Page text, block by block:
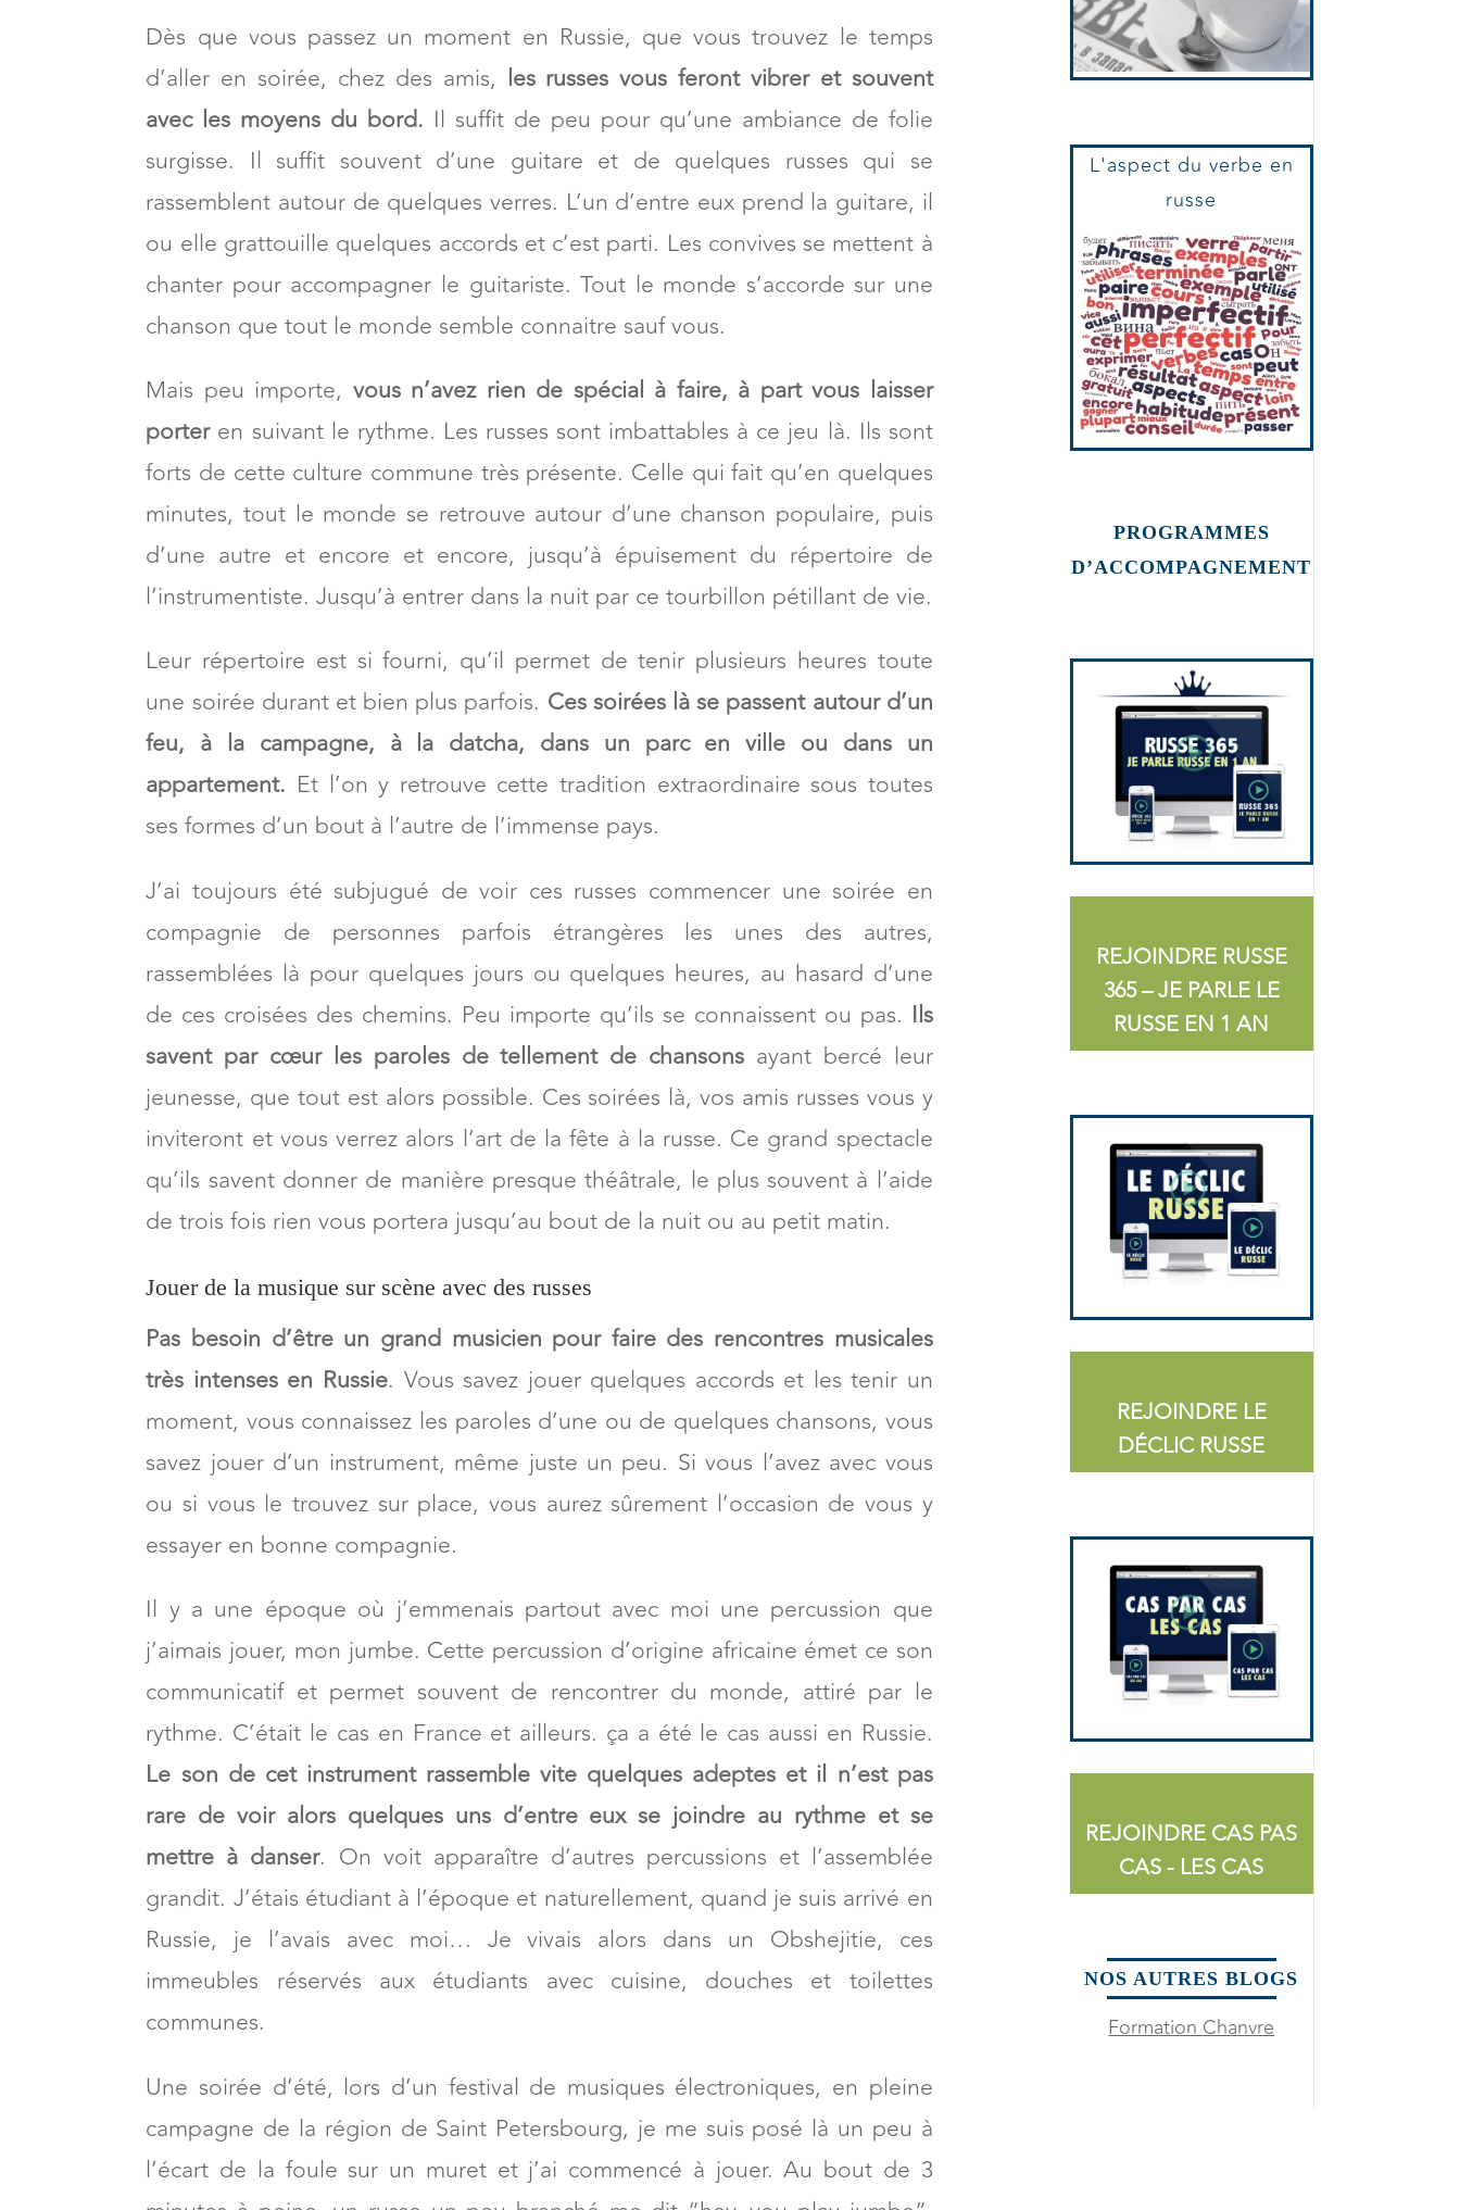
Dès que vous passez un moment en Russie, que vous trouvez le temps
d’aller en soirée, chez des amis, les russes vous feront vibrer et souvent
avec les moyens du bord. Il suffit de peu pour qu’une ambiance de folie
surgisse. Il suffit souvent d’une guitare et de quelques russes qui se
rassemblent autour de quelques verres. L’un d’entre eux prend la guitare, il
ou elle grattouille quelques accords et c’est parti. Les convives se mettent à
chanter pour accompagner le guitariste. Tout le monde s’accorde sur une
chanson que tout le monde semble connaitre sauf vous.
Mais peu importe, vous n’avez rien de spécial à faire, à part vous laisser
porteren suivant le rythme. Les russes sont imbattables à ce jeu là. Ils sont
forts de cette culture commune très présente. Celle qui fait qu’en quelques
minutes, tout le monde se retrouve autour d’une chanson populaire, puis
d’une autre et encore et encore, jusqu’à épuisement du répertoire de
l’instrumentiste. Jusqu’à entrer dans la nuit par ce tourbillon pétillant de vie.
Leur répertoire est si fourni, qu’il permet de tenir plusieurs heures toute
une soirée durant et bien plus parfois. Ces soirées là se passent autour d’un
feu, à la campagne, à la datcha, dans un parc en ville ou dans un
appartement. Et l’on y retrouve cette tradition extraordinaire sous toutes
ses formes d’un bout à l’autre de l’immense pays.
J’ai toujours été subjugué de voir ces russes commencer une soirée en
compagnie de personnes parfois étrangères les unes des autres,
rassemblées là pour quelques jours ou quelques heures, au hasard d’une
de ces croisées des chemins. Peu importe qu’ils se connaissent ou pas. Ils
savent par cœur les paroles de tellement de chansons ayant bercé leur
jeunesse, que tout est alors possible. Ces soirées là, vos amis russes vous y
inviteront et vous verrez alors l’art de la fête à la russe. Ce grand spectacle
qu’ils savent donner de manière presque théâtrale, le plus souvent à l’aide
de trois fois rien vous portera jusqu’au bout de la nuit ou au petit matin.
Jouer de la musique sur scène avec des russes
Pas besoin d’être un grand musicien pour faire des rencontres musicales
très intenses en Russie. Vous savez jouer quelques accords et les tenir un
moment, vous connaissez les paroles d’une ou de quelques chansons, vous
savez jouer d’un instrument, même juste un peu. Si vous l’avez avec vous
ou si vous le trouvez sur place, vous aurez sûrement l’occasion de vous y
essayer en bonne compagnie.
Il y a une époque où j’emmenais partout avec moi une percussion que
j’aimais jouer, mon jumbe. Cette percussion d’origine africaine émet ce son
communicatif et permet souvent de rencontrer du monde, attiré par le
rythme. C’était le cas en France et ailleurs. ça a été le cas aussi en Russie.
Le son de cet instrument rassemble vite quelques adeptes et il n’est pas
rare de voir alors quelques uns d’entre eux se joindre au rythme et se
mettre à danser. On voit apparaître d’autres percussions et l’assemblée
grandit. J’étais étudiant à l’époque et naturellement, quand je suis arrivé en
Russie, je l’avais avec moi… Je vivais alors dans un Obshejitie, ces
immeubles réservés aux étudiants avec cuisine, douches et toilettes
communes.
Une soirée d’été, lors d’un festival de musiques électroniques, en pleine
campagne de la région de Saint Petersbourg, je me suis posé là un peu à
l’écart de la foule sur un muret et j’ai commencé à jouer. Au bout de 3
L'aspect du verbe en
russe
PROGRAMMES
D’ACCOMPAGNEMENT
REJOINDRE RUSSE
365 – JE PARLE LE
RUSSE EN 1 AN
REJOINDRE LE
DÉCLIC RUSSE
REJOINDRE CAS PAS
CAS - LES CAS
NOS AUTRES BLOGS
Formation Chanvre